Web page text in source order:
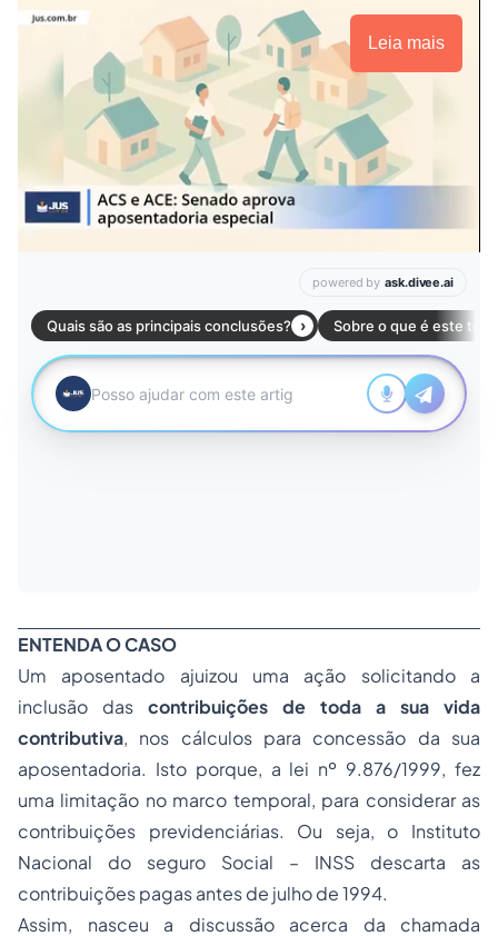
Leia mais
ENTENDA O CASO
Um aposentado ajuizou uma ação solicitando a
inclusão das contribuições de toda a sua vida
contributiva, nos cálculos para concessão da sua
aposentadoria. Isto porque, a lei nº 9.876/1999, fez
uma limitação no marco temporal, para considerar as
contribuições previdenciárias. Ou seja, o Instituto
Nacional do seguro Social – INSS descarta as
contribuições pagas antes de julho de 1994.
Assim, nasceu a discussão acerca da chamada